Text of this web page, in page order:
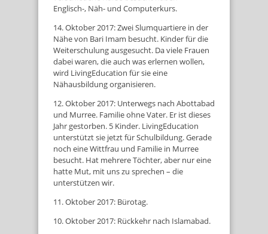
Englisch-, Näh- und Computerkurs.
14. Oktober 2017: Zwei Slumquartiere in der
Nähe von Bari Imam besucht. Kinder für die
Weiterschulung ausgesucht. Da viele Frauen
dabei waren, die auch was erlernen wollen,
wird LivingEducation für sie eine
Nähausbildung organisieren.
12. Oktober 2017: Unterwegs nach Abottabad
und Murree. Familie ohne Vater. Er ist dieses
Jahr gestorben. 5 Kinder. LivingEducation
unterstützt sie jetzt für Schulbildung. Gerade
noch eine Wittfrau und Familie in Murree
besucht. Hat mehrere Töchter, aber nur eine
hatte Mut, mit uns zu sprechen – die
unterstützen wir.
11. Oktober 2017: Bürotag.
10. Oktober 2017: Rückkehr nach Islamabad.